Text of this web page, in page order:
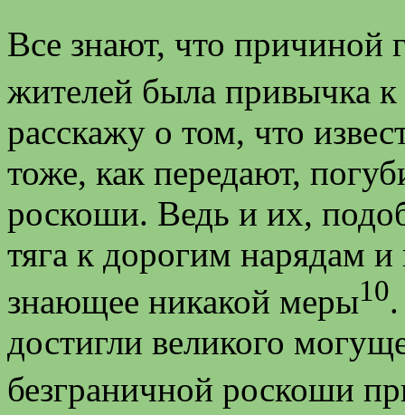
Все знают, что причиной
жителей была привычка
расскажу о том, что
тоже, как передают,
роскоши. Ведь и их,
тяга к дорогим нарядам
знающее никакой меры10
достигли великого
безграничной роскоши